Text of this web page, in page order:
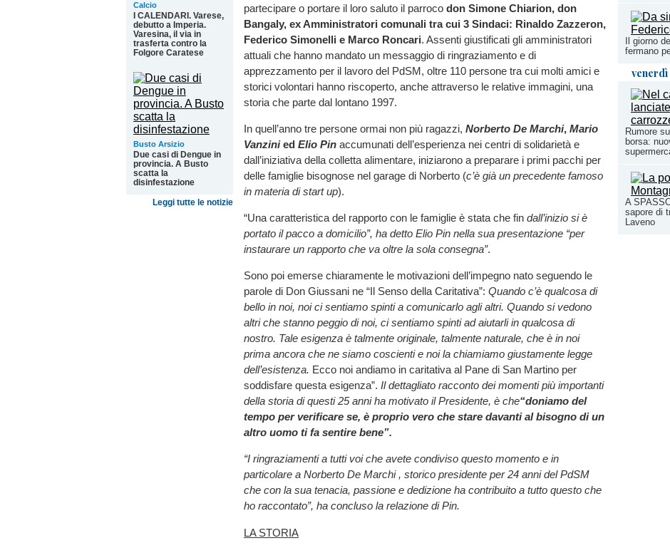
Il giorno
fermano
Rumore
borsa:
A
sapore di
Laveno
Calcio
I CALENDARI. Varese,
debutto a Imperia.
Varesina, il via in
trasferta contro la
Folgore Caratese
Busto Arsizio
Due casi di Dengue in
provincia. A Busto
scatta la
disinfestazione
Leggi tutte le notizie
partecipare o portare il loro saluto il parroco don Simone Chiarion, don
Bangaly, ex Amministratori comunali tra cui 3 Sindaci: Rinaldo Zazzeron,
Federico Simonelli e Marco Roncari. Assenti giustificati gli amministratori
attuali che hanno mandato un messaggio di ringraziamento e di
apprezzamento per il lavoro del PdSM, oltre 110 persone tra cui molti amici e
storici volontari hanno riscoperto, anche attraverso le relative immagini, una
storia che parte dal lontano 1997.
In quell’anno tre persone ormai non più ragazzi, Norberto De Marchi, Mario
Vanzinied Elio Pin accumunati dell’esperienza nei centri di solidarietà e
dall’iniziativa della colletta alimentare, iniziarono a preparare i primi pacchi per
delle famiglie bisognose nel garage di Norberto (c’è già un precedente famoso
in materia di start up).
“Una caratteristica del rapporto con le famiglie è stata che fin dall’inizio si è
portato il pacco a domicilio”, ha detto Elio Pin nella sua presentazione “per
instaurare un rapporto che va oltre la sola consegna”.
Sono poi emerse chiaramente le motivazioni dell’impegno nato seguendo le
parole di Don Giussani ne “Il Senso della Caritativa”: Quando c’è qualcosa di
bello in noi, noi ci sentiamo spinti a comunicarlo agli altri. Quando si vedono
altri che stanno peggio di noi, ci sentiamo spinti ad aiutarli in qualcosa di
nostro. Tale esigenza è talmente originale, talmente naturale, che è in noi
prima ancora che ne siamo coscienti e noi la chiamiamo giustamente legge
dell’esistenza. Ecco noi andiamo in caritativa al Pane di San Martino per
soddisfare questa esigenza”. Il dettagliato racconto dei momenti più importanti
della storia di questi 25 anni ha motivato il Presidente, è che“doniamo del
tempo per verificare se, è proprio vero che stare davanti al bisogno di un
altro uomo ti fa sentire bene”.
“I ringraziamenti a tutti voi che avete condiviso questo momento e in
particolare a Norberto De Marchi , storico presidente per 24 anni del PdSM
che con la sua tenacia, passione e dedizione ha contribuito a tutto questo che
ho raccontato”, ha concluso la relazione di Pin.
LA STORIA